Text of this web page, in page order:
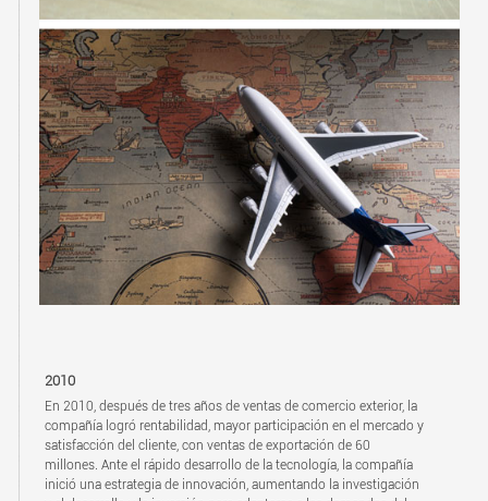
2010
En 2010, después de tres años de ventas de comercio exterior, la
compañía logró rentabilidad, mayor participación en el mercado y
satisfacción del cliente, con ventas de exportación de 60
millones. Ante el rápido desarrollo de la tecnología, la compañía
inició una estrategia de innovación, aumentando la investigación